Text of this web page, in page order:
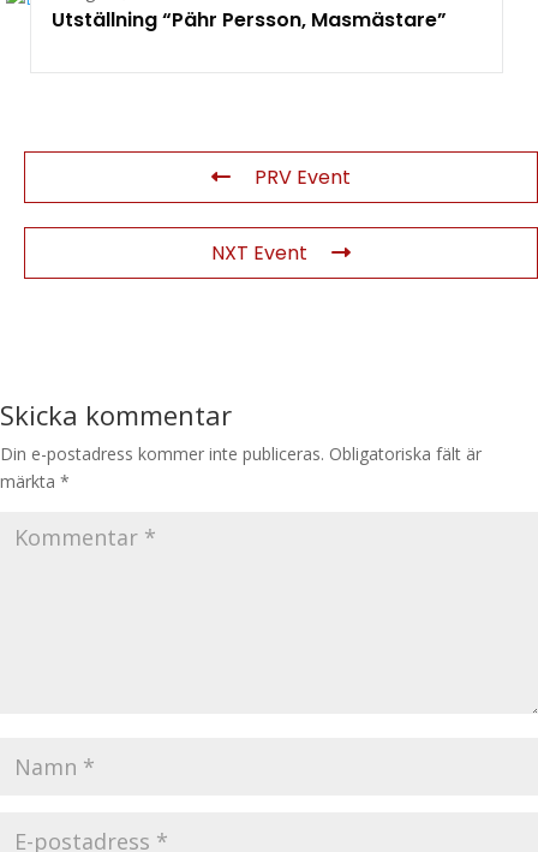
Utställning “Pähr Persson, Masmästare”
PRV Event
NXT Event
Skicka kommentar
Din e-postadress kommer inte publiceras. Obligatoriska fält är
märkta *